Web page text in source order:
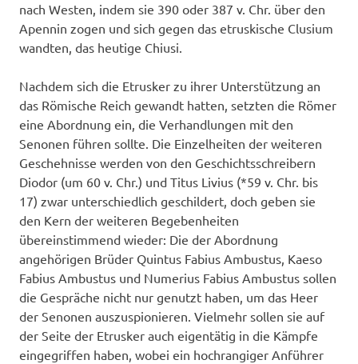
nach Westen, indem sie 390 oder 387 v. Chr. über den
Apennin zogen und sich gegen das etruskische Clusium
wandten, das heutige Chiusi.
Nachdem sich die Etrusker zu ihrer Unterstützung an
das Römische Reich gewandt hatten, setzten die Römer
eine Abordnung ein, die Verhandlungen mit den
Senonen führen sollte. Die Einzelheiten der weiteren
Geschehnisse werden von den Geschichtsschreibern
Diodor (um 60 v. Chr.) und Titus Livius (*59 v. Chr. bis
17) zwar unterschiedlich geschildert, doch geben sie
den Kern der weiteren Begebenheiten
übereinstimmend wieder: Die der Abordnung
angehörigen Brüder Quintus Fabius Ambustus, Kaeso
Fabius Ambustus und Numerius Fabius Ambustus sollen
die Gespräche nicht nur genutzt haben, um das Heer
der Senonen auszuspionieren. Vielmehr sollen sie auf
der Seite der Etrusker auch eigentätig in die Kämpfe
eingegriffen haben, wobei ein hochrangiger Anführer